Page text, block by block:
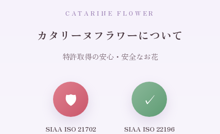
CATARINE FLOWER
カタリーヌフラワーについて
特許取得の安心・安全なお花
🛡️
SIAA ISO 21702
✓
SIAA ISO 22196